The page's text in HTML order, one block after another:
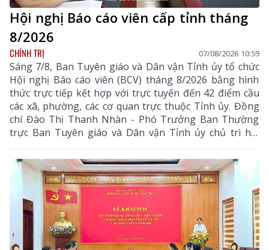
Hội nghị Báo cáo viên cấp tỉnh tháng
8/2026
CHÍNH TRỊ 07/08/2026 10:59
Sáng 7/8, Ban Tuyên giáo và Dân vận Tỉnh ủy tổ chức
Hội nghị Báo cáo viên (BCV) tháng 8/2026 bằng hình
thức trực tiếp kết hợp với trực tuyến đến 42 điểm cầu
các xã, phường, các cơ quan trực thuộc Tỉnh ủy. Đồng
chí Đào Thị Thanh Nhàn - Phó Trưởng Ban Thường
trực Ban Tuyên giáo và Dân vận Tỉnh ủy chủ trì hội
nghị.